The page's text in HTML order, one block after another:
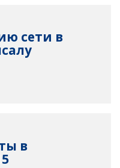
сети в
в